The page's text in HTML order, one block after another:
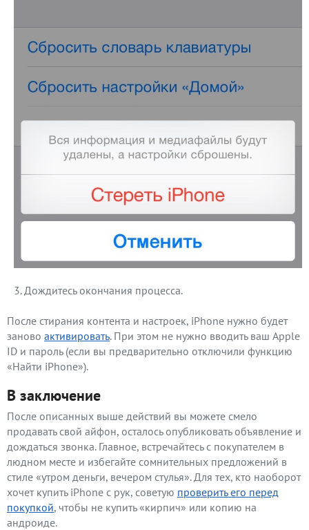
Дождитесь окончания процесса.
После стирания контента и настроек, iPhone нужно будет
заново активировать. При этом не нужно вводить ваш Apple
ID и пароль (если вы предварительно отключили функцию
«Найти iPhone»).
В заключение
После описанных выше действий вы можете смело
продавать свой айфон, осталось опубликовать объявление и
дождаться звонка. Главное, встречайтесь с покупателем в
людном месте и избегайте сомнительных предложений в
стиле «утром деньги, вечером стулья». Для тех, кто наоборот
хочет купить iPhone с рук, советую проверить его перед
покупкой, чтобы не купить «кирпич» или копию на
андроиде.